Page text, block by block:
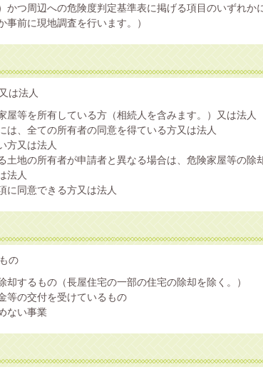
かつ周辺への危険度判定基準表に掲げる項目のいずれか
事前に現地調査を行います。）
は法人
屋等を所有している方（相続人を含みます。）又は法人
は、全ての所有者の同意を得ている方又は法人
方又は法人
土地の所有者が申請者と異なる場合は、危険家屋等の除
法人
に同意できる方又は法人
の
却するもの（長屋住宅の一部の住宅の除却を除く。）
等の交付を受けているもの
ない事業